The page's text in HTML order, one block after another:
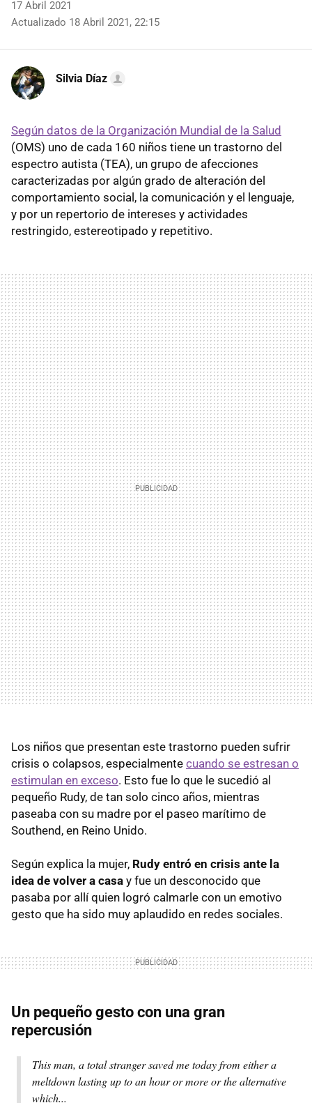
17 Abril 2021
Actualizado 18 Abril 2021, 22:15
Silvia Díaz
Según datos de la Organización Mundial de la Salud
(OMS) uno de cada 160 niños tiene un trastorno del
espectro autista (TEA), un grupo de afecciones
caracterizadas por algún grado de alteración del
comportamiento social, la comunicación y el lenguaje,
y por un repertorio de intereses y actividades
restringido, estereotipado y repetitivo.
Los niños que presentan este trastorno pueden sufrir
crisis o colapsos, especialmente cuando se estresan o
estimulan en exceso. Esto fue lo que le sucedió al
pequeño Rudy, de tan solo cinco años, mientras
paseaba con su madre por el paseo marítimo de
Southend, en Reino Unido.
Según explica la mujer, Rudy entró en crisis ante la
idea de volver a casa y fue un desconocido que
pasaba por allí quien logró calmarle con un emotivo
gesto que ha sido muy aplaudido en redes sociales.
Un pequeño gesto con una gran
repercusión
This man, a total stranger saved me today from either a
meltdown lasting up to an hour or more or the alternative
which...